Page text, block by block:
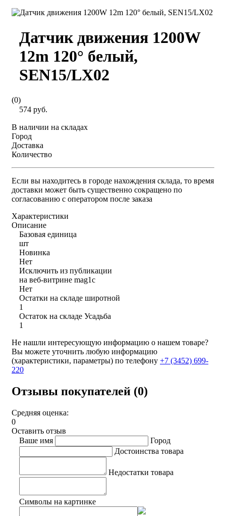
Датчик движения 1200W
12m 120° белый,
SEN15/LX02
(0)
574 руб.
В наличии на складах
Город
Доставка
Количество
Если вы находитесь в городе нахождения склада, то время
доставки может быть существенно сокращено по
согласованию с оператором после заказа
Характеристики
Описание
Базовая единица
шт
Новинка
Нет
Исключить из публикации
на веб-витрине mag1c
Нет
Остатки на складе широтной
1
Остаток на складе Усадьба
1
Не нашли интересующую информацию о нашем товаре?
Вы можете уточнить любую информацию
(характеристики, параметры) по телефону +7 (3452) 699-
220
Отзывы покупателей (0)
Средняя оценка:
0
Оставить отзыв
Ваше имя
Город
Достоинства товара
Недостатки товара
Символы на картинке